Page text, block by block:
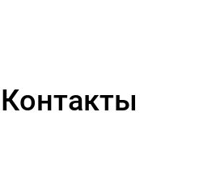
Контакты